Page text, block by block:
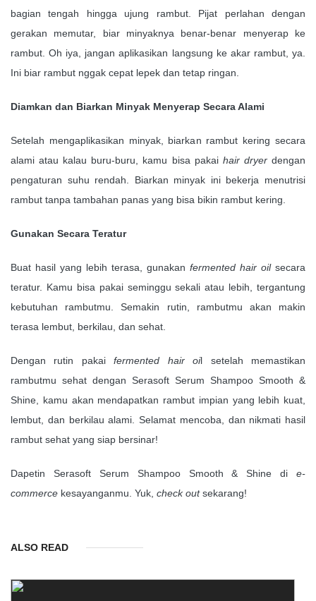
bagian tengah hingga ujung rambut. Pijat perlahan dengan
gerakan memutar, biar minyaknya benar-benar menyerap ke
rambut. Oh iya, jangan aplikasikan langsung ke akar rambut, ya.
Ini biar rambut nggak cepat lepek dan tetap ringan.
Diamkan dan Biarkan Minyak Menyerap Secara Alami
Setelah mengaplikasikan minyak, biarkan rambut kering secara
alami atau kalau buru-buru, kamu bisa pakai hair dryerdengan
pengaturan suhu rendah. Biarkan minyak ini bekerja menutrisi
rambut tanpa tambahan panas yang bisa bikin rambut kering.
Gunakan Secara Teratur
Buat hasil yang lebih terasa, gunakan fermented hair oilsecara
teratur. Kamu bisa pakai seminggu sekali atau lebih, tergantung
kebutuhan rambutmu. Semakin rutin, rambutmu akan makin
terasa lembut, berkilau, dan sehat.
Dengan rutin pakaifermented hair oil setelah memastikan
rambutmu sehat dengan Serasoft Serum Shampoo Smooth &
Shine, kamu akan mendapatkan rambut impian yang lebih kuat,
lembut, dan berkilau alami. Selamat mencoba, dan nikmati hasil
rambut sehat yang siap bersinar!
Dapetin Serasoft Serum Shampoo Smooth & Shine di e-
commerce kesayanganmu. Yuk, check outsekarang!
ALSO READ